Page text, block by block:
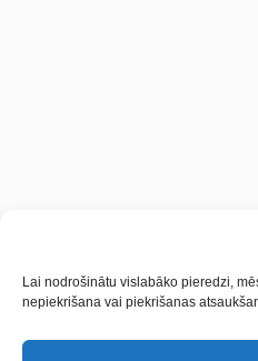
Lai nodrošinātu vislabāko pieredzi,
nepiekrišana vai piekrišanas